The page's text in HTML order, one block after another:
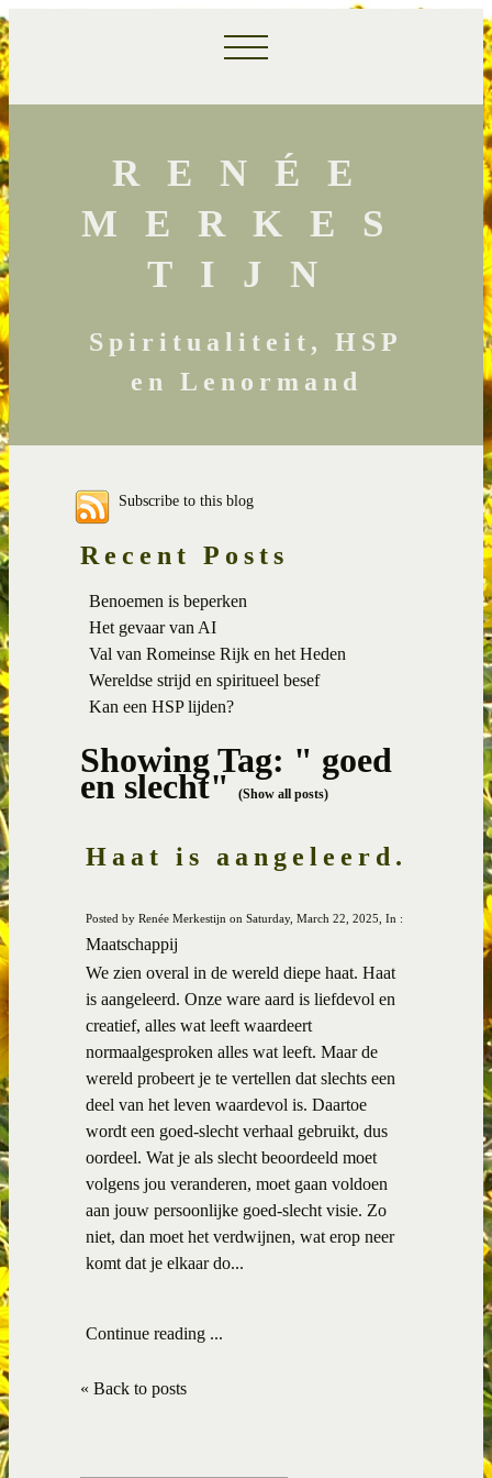
RENÉE
MERKES
TIJN
Spiritualiteit, HSP
en Lenormand
Subscribe to this blog
Recent Posts
Benoemen is beperken
Het gevaar van AI
Val van Romeinse Rijk en het Heden
Wereldse strijd en spiritueel besef
Kan een HSP lijden?
Showing Tag: " goed
en slecht"(Show all posts)
Haat is aangeleerd.
Posted by Renée Merkestijn on Saturday, March 22, 2025, In :
Maatschappij
We zien overal in de wereld diepe haat. Haat
is aangeleerd. Onze ware aard is liefdevol en
creatief, alles wat leeft waardeert
normaalgesproken alles wat leeft. Maar de
wereld probeert je te vertellen dat slechts een
deel van het leven waardevol is. Daartoe
wordt een goed-slecht verhaal gebruikt, dus
oordeel. Wat je als slecht beoordeeld moet
volgens jou veranderen, moet gaan voldoen
aan jouw persoonlijke goed-slecht visie. Zo
niet, dan moet het verdwijnen, wat erop neer
komt dat je elkaar do...
Continue reading ...
« Back to posts